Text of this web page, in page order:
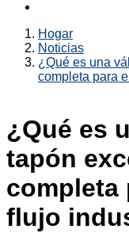
Hogar
Noticias
¿Qué es una
completa para
¿Qué es
tapón
completa
flujo